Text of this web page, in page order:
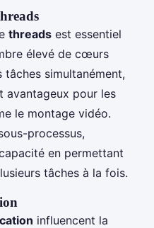
threads est essentiel
élevé de cœurs
simultanément,
avantageux pour les
le montage vidéo.
processus,
en permettant
tâches à la fois.
influencent la